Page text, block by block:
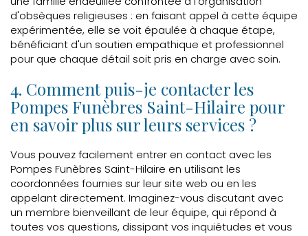
d'obsèques religieuses : en faisant appel à cette équipe
expérimentée, elle se voit épaulée à chaque étape,
bénéficiant d'un soutien empathique et professionnel
pour que chaque détail soit pris en charge avec soin.
4. Comment puis-je contacter les
Pompes Funèbres Saint-Hilaire pour
en savoir plus sur leurs services ?
Vous pouvez facilement entrer en contact avec les
Pompes Funèbres Saint-Hilaire en utilisant les
coordonnées fournies sur leur site web ou en les
appelant directement. Imaginez-vous discutant avec
un membre bienveillant de leur équipe, qui répond à
toutes vos questions, dissipant vos inquiétudes et vous